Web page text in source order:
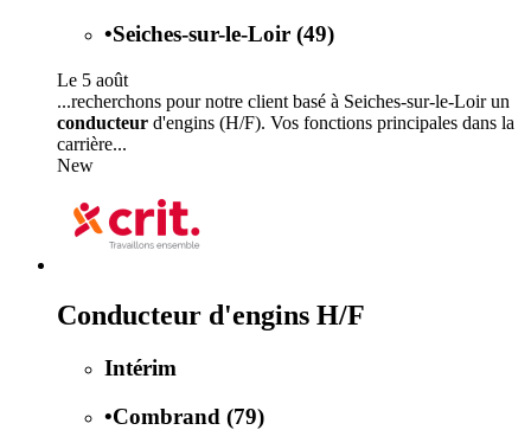
•Seiches-sur-le-Loir (49)
Le 5 août
...recherchons pour notre client basé à Seiches-sur-le-Loir un
conducteur d'engins (H/F). Vos fonctions principales dans la
carrière...
New
Conducteur d'engins H/F
Intérim
•Combrand (79)